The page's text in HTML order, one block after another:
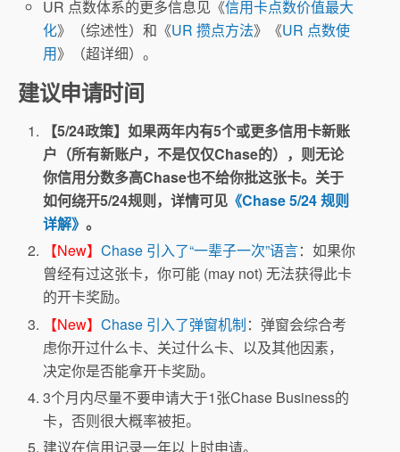
UR 点数体系的更多信息见《信用卡点数价值最大
化》（综述性）和《UR 攒点方法》《UR 点数使
用》（超详细）。
建议申请时间
【5/24政策】如果两年内有5个或更多信用卡新账
户（所有新账户，不是仅仅Chase的），则无论
你信用分数多高Chase也不给你批这张卡。关于
如何绕开5/24规则，详情可见 《Chase 5/24 规则
详解》。
【New】Chase 引入了“一辈子一次”语言：如果你
曾经有过这张卡，你可能 (may not) 无法获得此卡
的开卡奖励。
【New】Chase 引入了弹窗机制：弹窗会综合考
虑你开过什么卡、关过什么卡、以及其他因素，
决定你是否能拿开卡奖励。
3个月内尽量不要申请大于1张Chase Business的
卡，否则很大概率被拒。
建议在信用记录一年以上时申请。